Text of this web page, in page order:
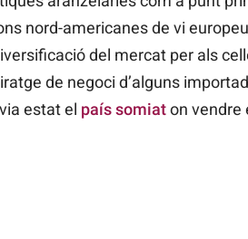
nord-americanes de vi
del mercat per als
de negoci d’alguns
estat el país somiaton vendre